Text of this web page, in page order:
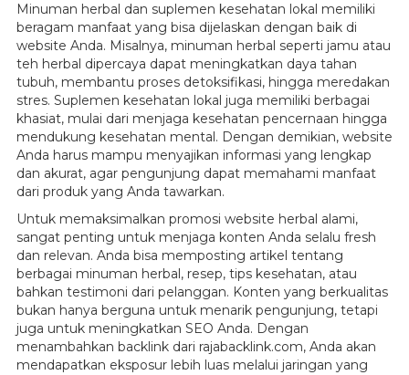
Minuman herbal dan suplemen kesehatan lokal memiliki
beragam manfaat yang bisa dijelaskan dengan baik di
website Anda. Misalnya, minuman herbal seperti jamu atau
teh herbal dipercaya dapat meningkatkan daya tahan
tubuh, membantu proses detoksifikasi, hingga meredakan
stres. Suplemen kesehatan lokal juga memiliki berbagai
khasiat, mulai dari menjaga kesehatan pencernaan hingga
mendukung kesehatan mental. Dengan demikian, website
Anda harus mampu menyajikan informasi yang lengkap
dan akurat, agar pengunjung dapat memahami manfaat
dari produk yang Anda tawarkan.
Untuk memaksimalkan promosi website herbal alami,
sangat penting untuk menjaga konten Anda selalu fresh
dan relevan. Anda bisa memposting artikel tentang
berbagai minuman herbal, resep, tips kesehatan, atau
bahkan testimoni dari pelanggan. Konten yang berkualitas
bukan hanya berguna untuk menarik pengunjung, tetapi
juga untuk meningkatkan SEO Anda. Dengan
menambahkan backlink dari rajabacklink.com, Anda akan
mendapatkan eksposur lebih luas melalui jaringan yang